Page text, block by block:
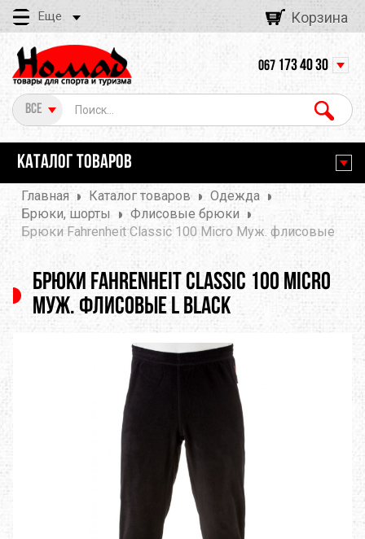
Еще Корзина
Все
067 173 40 30
КАТАЛОГ ТОВАРОВ
Главная Каталог товаров
Одежда
Брюки, шорты
Флисовые брюки
Брюки Fahrenheit Classic 100 Micro Муж. флисовые
Брюки Fahrenheit Classic 100 Micro
Муж. флисовые L Black